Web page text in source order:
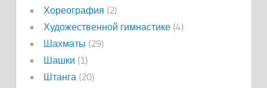
Хореография (2)
Художественной гимнастике(4)
Шахматы (29)
Шашки (1)
Штанга (20)